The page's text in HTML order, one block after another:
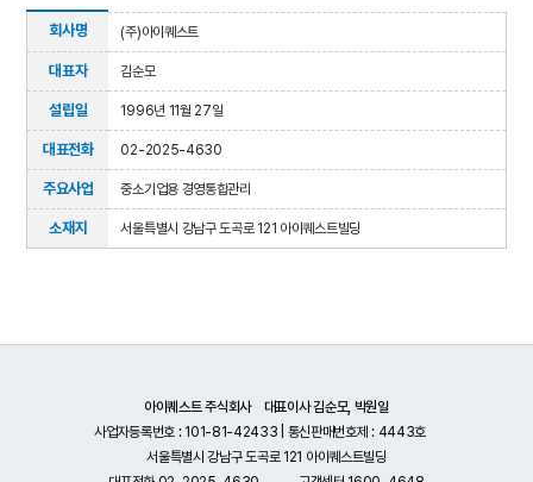
정
회사명 (주)아이퀘스트
대표자 김순모
설립일 1996년 11월 27일
대표전화 02-2025-4630
주요사업 중소기업용 경영통합관리
소재지 서울특별시 강남구 도곡로 121 아이퀘스트빌딩
아이퀘스트 주식회사 대표이사 김순모, 박원일
사업자등록번호 : 101-81-42433 | 통신판매번호제 : 4443호
서울특별시 강남구 도곡로 121 아이퀘스트빌딩